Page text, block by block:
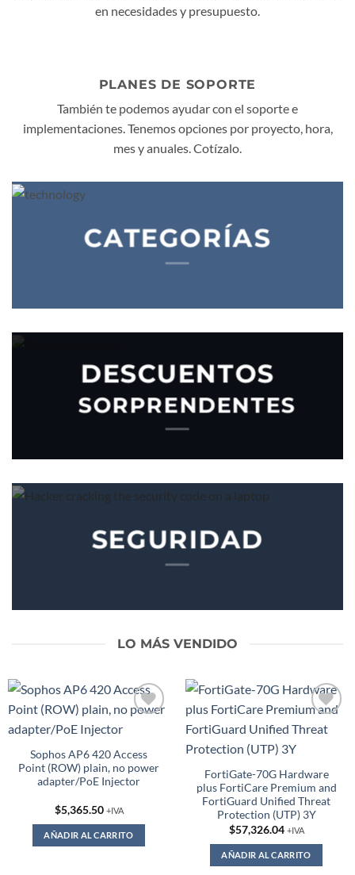
en necesidades y presupuesto.
PLANES DE SOPORTE
También te podemos ayudar con el soporte e
implementaciones. Tenemos opciones por proyecto, hora,
mes y anuales. Cotízalo.
CATEGORÍAS
DESCUENTOS
SORPRENDENTES
SEGURIDAD
LO MÁS VENDIDO
Sophos AP6 420 Access
Point (ROW) plain, no power
adapter/PoE Injector
$5,365.50 +IVA
AÑADIR AL CARRITO
Add to
FortiGate-70G Hardware
plus FortiCare Premium and
FortiGuard Unified Threat
Protection (UTP) 3Y
$57,326.04 +IVA
AÑADIR AL CARRITO